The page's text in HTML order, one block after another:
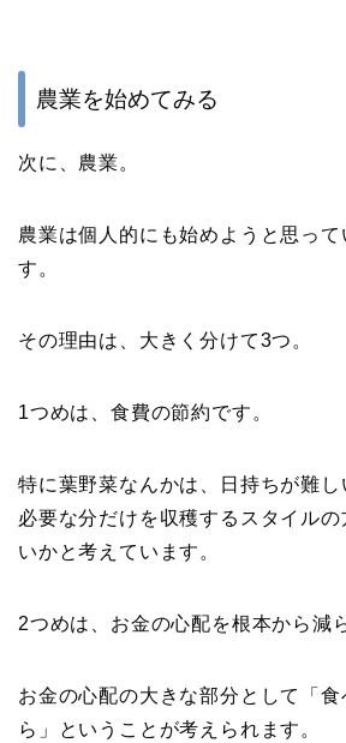
農業を始めてみる
次に、農業。
農業は個人的にも始めようと思っ
す。
その理由は、大きく分けて3つ。
1つめは、食費の節約です。
特に葉野菜なんかは、日持ちが難し
必要な分だけを収穫するスタイル
いかと考えています。
2つめは、お金の心配を根本から減
お金の心配の大きな部分として「食
ら」ということが考えられます。